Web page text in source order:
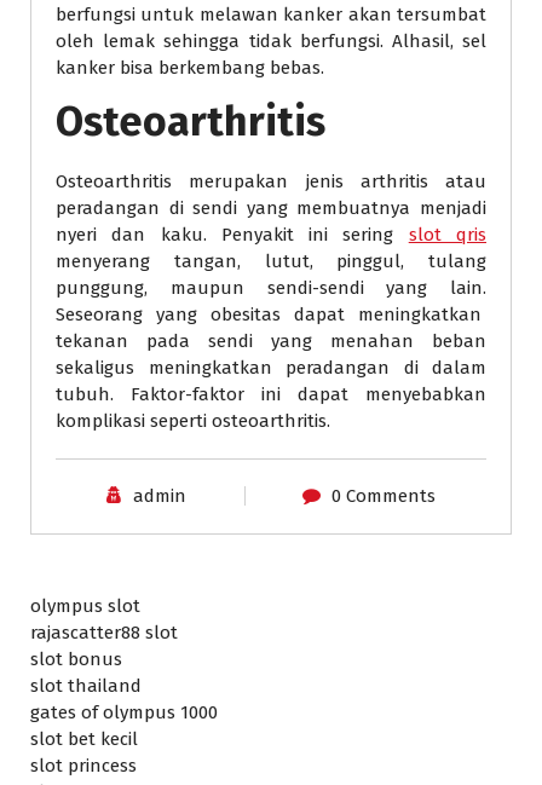
berfungsi untuk melawan kanker akan tersumbat
oleh lemak sehingga tidak berfungsi. Alhasil, sel
kanker bisa berkembang bebas.
Osteoarthritis
Osteoarthritis merupakan jenis arthritis atau
peradangan di sendi yang membuatnya menjadi
nyeri dan kaku. Penyakit ini sering slot qris
menyerang tangan, lutut, pinggul, tulang
punggung, maupun sendi-sendi yang lain.
Seseorang yang obesitas dapat meningkatkan
tekanan pada sendi yang menahan beban
sekaligus meningkatkan peradangan di dalam
tubuh. Faktor-faktor ini dapat menyebabkan
komplikasi seperti osteoarthritis.
admin 0 Comments
olympus slot
rajascatter88 slot
slot bonus
slot thailand
gates of olympus 1000
slot bet kecil
slot princess